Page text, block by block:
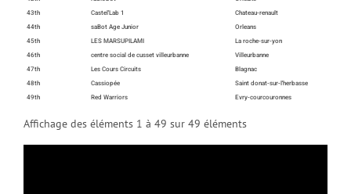
43th
Castel'Lab 1
Chateau-renault
44th
saBot Age Junior
Orleans
45th
LES MARSUPILAMI
La roche-sur-yon
46th
centre social de cusset villeurbanne
Villeurbanne
47th
Les Cours Circuits
Blagnac
48th
Cassiopée
Saint donat-sur-l'herbasse
49th
Red Warriors Evry-courcouronnes
Affichage des éléments 1 à 49 sur 49 éléments